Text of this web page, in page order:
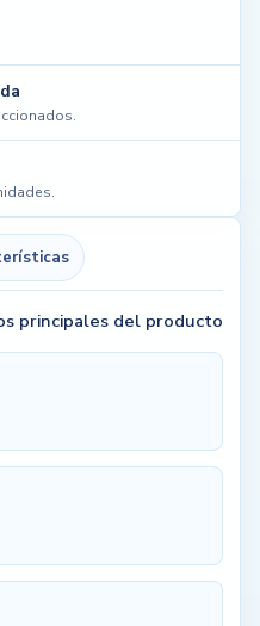
principales del producto